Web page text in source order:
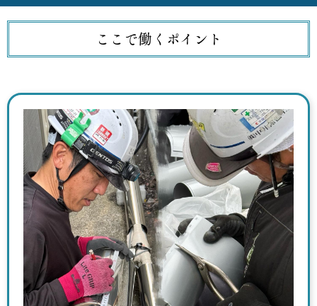
ここで働くポイント